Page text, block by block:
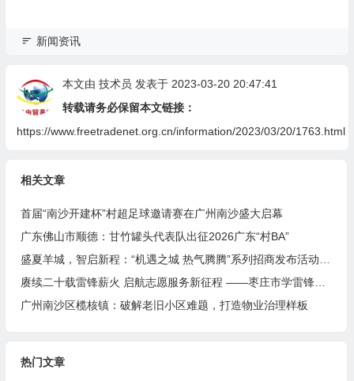
新闻资讯
本文由 技术员 发表于 2023-03-20 20:47:41
转载请务必保留本文链接：
https://www.freetradenet.org.cn/information/2023/03/20/1763.html
相关文章
首届“南沙开建杯”村超足球邀请赛在广州南沙盛大启幕
广东佛山市顺德：甘竹罐头代表队出征2026广东“村BA”
赓续二十载雷锋薪火 启航志愿服务新征程 ——枣庄市学雷锋志愿者联合会隆重举行揭牌仪式
广州南沙区榄核镇：破解老旧小区难题，打造物业治理样板
热门文章